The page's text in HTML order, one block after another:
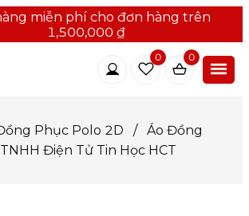
miễn phí cho đơn hàng trên
1,500,000 ₫
0 0
Phục Polo 2D /
Áo Đồng
Điện Tử Tin Học HCT